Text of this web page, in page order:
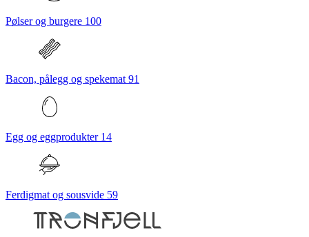
Pølser og burgere 100
Bacon, pålegg og spekemat 91
Egg og eggprodukter 14
Ferdigmat og sousvide 59